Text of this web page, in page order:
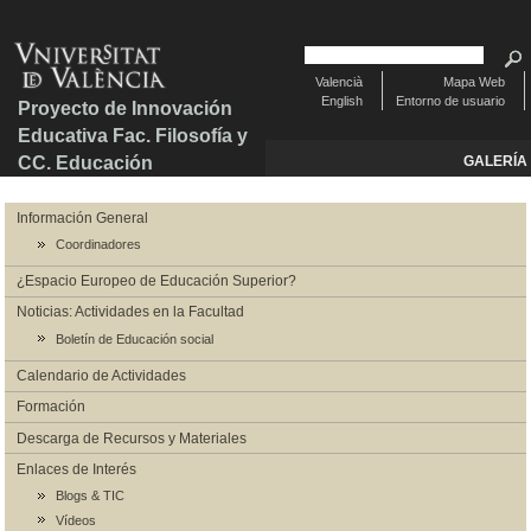
Proyecto de Innovación
Educativa Fac. Filosofía y
CC. Educación
Mapa Web
Entorno de usuario
Valencià
English
GALERÍA
Información General
Coordinadores
¿Espacio Europeo de Educación Superior?
Noticias: Actividades en la Facultad
Boletín de Educación social
Calendario de Actividades
Formación
Descarga de Recursos y Materiales
Enlaces de Interés
Blogs & TIC
Vídeos